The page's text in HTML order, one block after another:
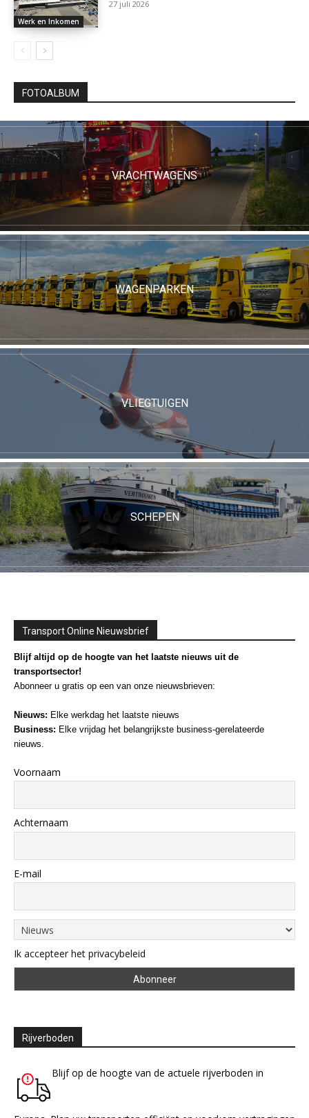
Werk en Inkomen
27 juli 2026
FOTOALBUM
VRACHTWAGENS
WAGENPARKEN
VLIEGTUIGEN
SCHEPEN
Transport Online Nieuwsbrief
Blijf altijd op de hoogte van het laatste nieuws uit de
transportsector!
Abonneer u gratis op een van onze nieuwsbrieven:
Nieuws: Elke werkdag het laatste nieuws
Business: Elke vrijdag het belangrijkste business-gerelateerde
nieuws.
Voornaam
Achternaam
E-mail
Ik accepteer het privacybeleid
Rijverboden
Blijf op de hoogte van de actuele rijverboden in